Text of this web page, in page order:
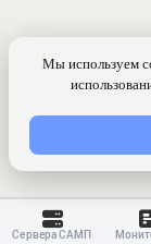
Сервера САМП